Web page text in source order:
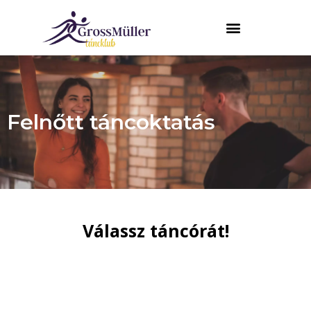
Felnőtt táncoktatás
Válassz táncórát!